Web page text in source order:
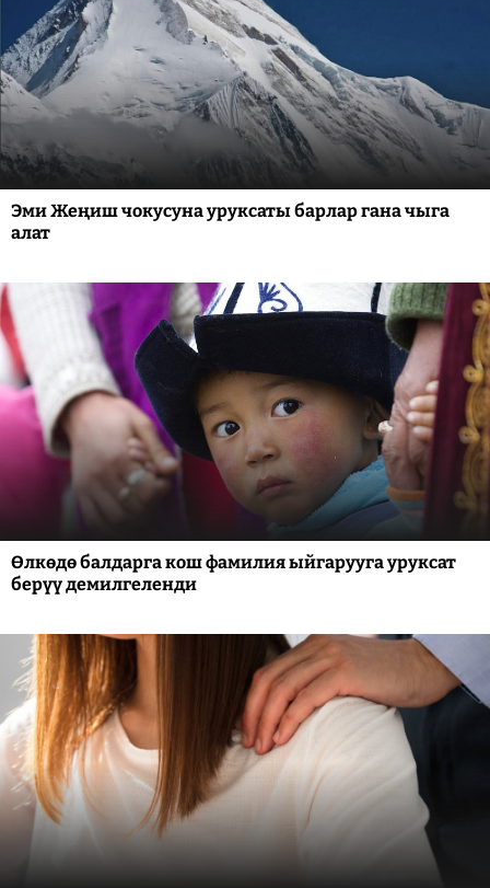
Эми Жеңиш чокусуна уруксаты барлар гана чыга
алат
Өлкөдө балдарга кош фамилия ыйгарууга уруксат
берүү демилгеленди